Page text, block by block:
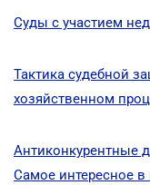
Суды с участием
Тактика судебной
хозяйственном
Антиконкурентные
Самое интересное